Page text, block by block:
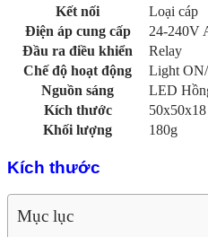
Kết nối
Loại cáp
Điện áp cung cấp
24-240V
Đầu ra điều khiển
Relay
Chế độ hoạt động
Light
Nguồn sáng
LED
Kích thước
Khối lượng
180g
Kích thước
Mục lục